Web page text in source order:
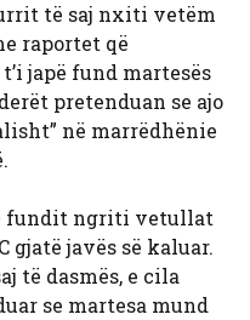
të saj nxiti vetëm
raportet që
japë fund martesës
pretenduan se ajo
në marrëdhënie
fundit ngriti vetullat
gjatë javës së kaluar.
të dasmës, e cila
se martesa mund